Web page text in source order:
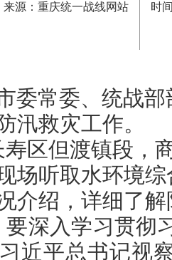
来源：重庆统一战线网站 时
委常委、统战
汛救灾工作。
区但渡镇段，
场听取水环境
介绍，详细了
深入学习贯彻
近平总书记视